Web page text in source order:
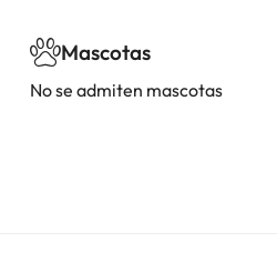
Mascotas
No se admiten mascotas